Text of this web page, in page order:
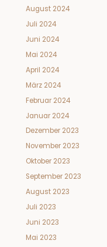
August 2024
Juli 2024
Juni 2024
Mai 2024
April 2024
März 2024
Februar 2024
Januar 2024
Dezember 2023
November 2023
Oktober 2023
September 2023
August 2023
Juli 2023
Juni 2023
Mai 2023